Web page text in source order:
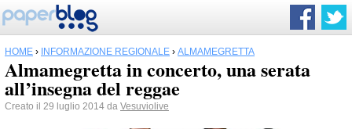
HOME › INFORMAZIONE REGIONALE › ALMAMEGRETTA
Almamegretta in concerto, una serata
all’insegna del reggae
Creato il 29 luglio 2014 da Vesuviolive